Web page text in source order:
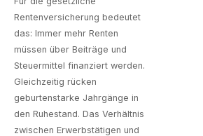
Rentenversicherung bedeutet
das: Immer mehr Renten
müssen über Beiträge und
Steuermittel finanziert werden.
Gleichzeitig rücken
geburtenstarke Jahrgänge in
den Ruhestand. Das Verhältnis
zwischen Erwerbstätigen und